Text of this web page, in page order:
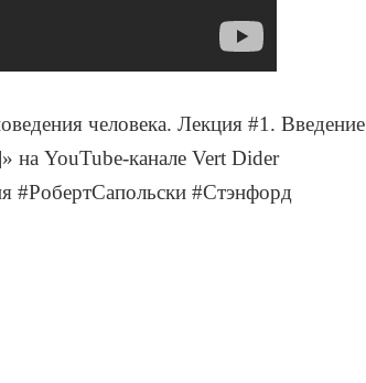
человека. Лекция #1. Введение
на YouTube-канале Vert Dider
#РобертСапольски #Стэнфорд